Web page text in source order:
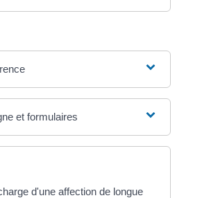
et formulaires
d'une affection de longue